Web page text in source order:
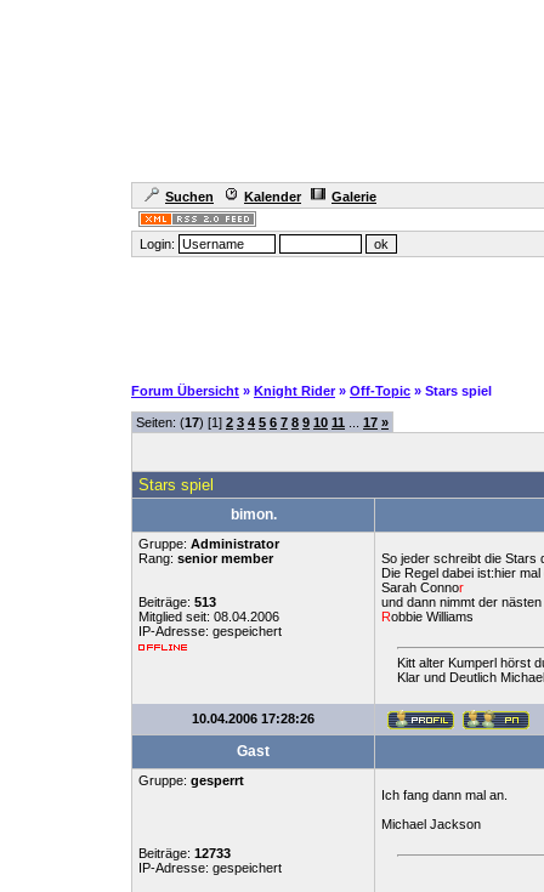
Suchen Kalender Galerie
Login:
Forum Übersicht » Knight Rider » Off-Topic » Stars spiel
Seiten: (17) [1] 2 3 4 5 6 7 8 9 10 11 17 »
Stars spiel
bimon.
Gruppe: Administrator
Rang: senior member
Beiträge: 513
Mitglied seit: 08.04.2006
IP-Adresse: gespeichert
So jeder schreibt die Stars
Die Regel dabei ist:hier mal
Sarah Connor
und dann nimmt der
Robbie Williams
Kitt alter Kumperl hörst
Klar und Deutlich Michael.
10.04.2006 17:28:26
Gast
Gruppe: gesperrt
Beiträge: 12733
IP-Adresse: gespeichert
Ich fang dann mal an.
Michael Jackson